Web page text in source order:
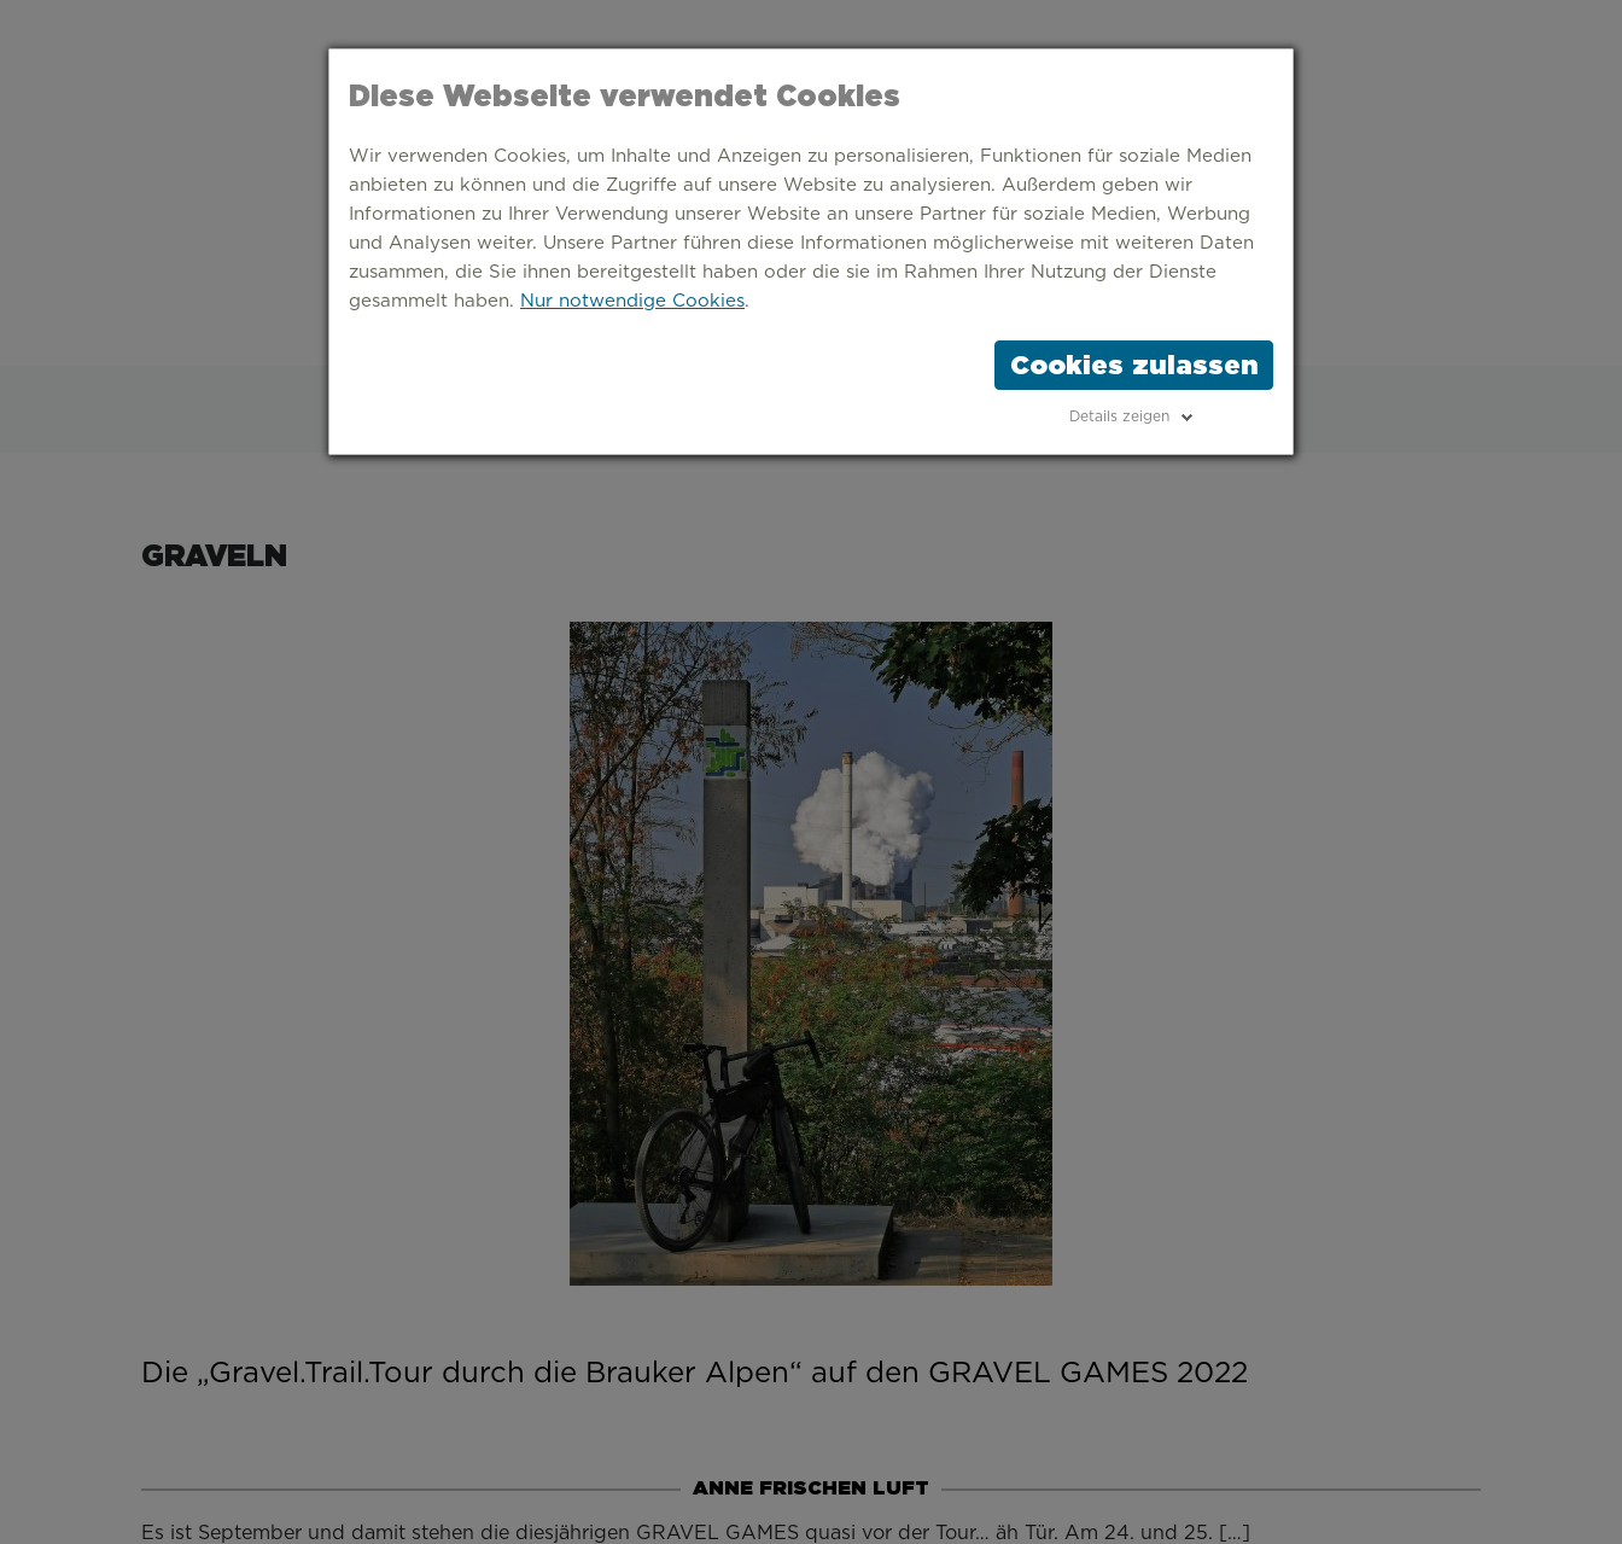
Diese Webseite verwendet Cookies
Wir verwenden Cookies, um Inhalte und Anzeigen zu personalisieren, Funktionen für soziale Medien
anbieten zu können und die Zugriffe auf unsere Website zu analysieren. Außerdem geben wir
Informationen zu Ihrer Verwendung unserer Website an unsere Partner für soziale Medien, Werbung
und Analysen weiter. Unsere Partner führen diese Informationen möglicherweise mit weiteren Daten
zusammen, die Sie ihnen bereitgestellt haben oder die sie im Rahmen Ihrer Nutzung der Dienste
gesammelt haben. Nur notwendige Cookies.
Cookies zulassen
Details zeigen
GRAVELN
Die „Gravel.Trail.Tour durch die Brauker Alpen“ auf den GRAVEL GAMES 2022
ANNE FRISCHEN LUFT
Es ist September und damit stehen die diesjährigen GRAVEL GAMES quasi vor der Tour… äh Tür. Am 24. und 25. […]